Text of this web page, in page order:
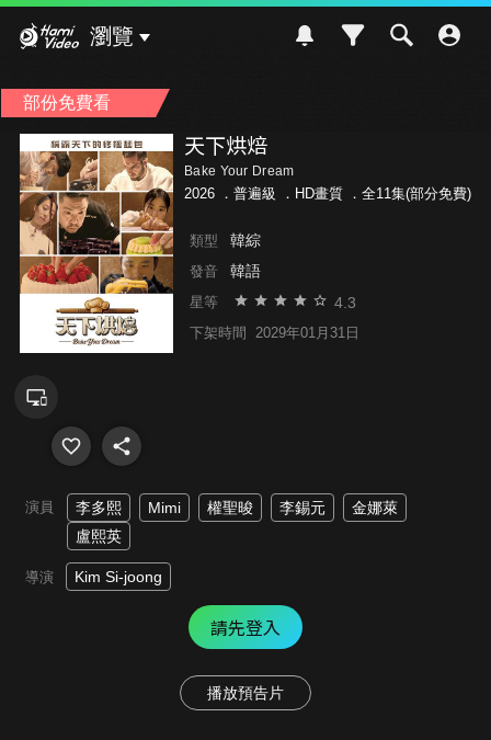
瀏覽
部份免費看
天下烘焙
Bake Your Dream
2026 ． 普遍級 ．HD畫質 ．全11集(部分免費)
類型 韓綜
發音 韓語
星等 4.3
下架時間 2029年01月31日
演員 李多熙 Mimi 權聖晙 李錫元
金娜萊
盧熙英
導演 Kim Si-joong
請先登入
播放預告片